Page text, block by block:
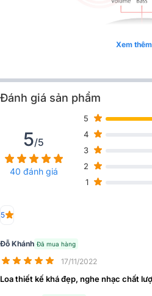
4,9kg
Xem thêm hình ảnh Loa Marshall
Châu Elec:
Xem thêm
Đánh giá sản phẩm
5/5
40 đánh giá
5
4
3
2
1
5
Đỗ Khánh Đã mua hàng
17/11/2022
Loa thiết kế khá đẹp, nghe nhạc chất